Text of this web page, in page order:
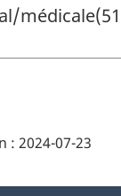
: 2024-07-23